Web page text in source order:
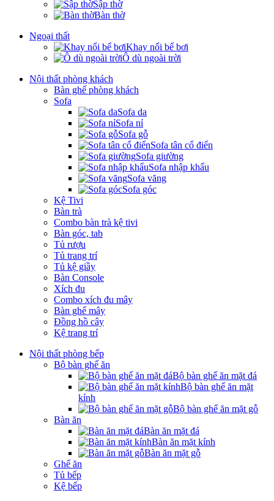
Sập thờ
Bàn thờ
Ngoại thất
Khay nổi bể bơi
Ô dù ngoài trời
Nội thất phòng khách
Bàn ghế phòng khách
Sofa
Sofa da
Sofa nỉ
Sofa gỗ
Sofa tân cổ điển
Sofa giường
Sofa nhập khẩu
Sofa văng
Sofa góc
Kệ Tivi
Bàn trà
Combo bàn trà kệ tivi
Bàn góc, tab
Tủ rượu
Tủ trang trí
Tủ kệ giầy
Bàn Console
Xích đu
Combo xích đu mây
Bàn ghế mây
Đồng hồ cây
Kệ trang trí
Nội thất phòng bếp
Bộ bàn ghế ăn
Bộ bàn ghế ăn mặt đá
Bộ bàn ghế ăn mặt
kính
Bộ bàn ghế ăn mặt gỗ
Bàn ăn
Bàn ăn mặt đá
Bàn ăn mặt kính
Bàn ăn mặt gỗ
Ghế ăn
Tủ bếp
Kệ bếp